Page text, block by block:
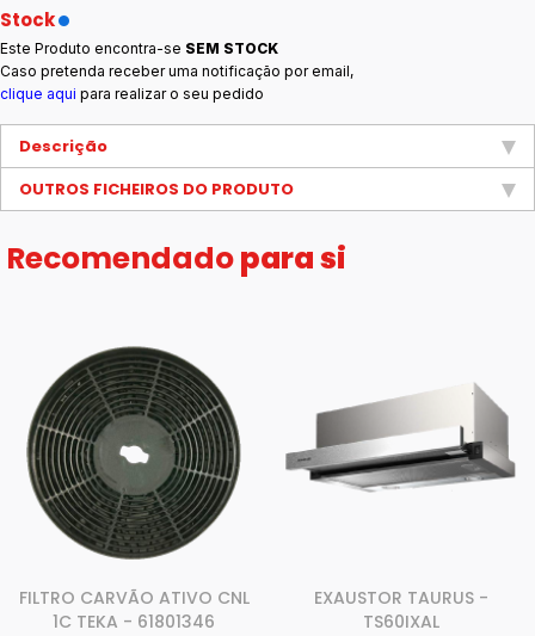
Stock
Este Produto encontra-se SEM STOCK
Caso pretenda receber uma notificação por email,
clique aqui para realizar o seu pedido
Descrição
OUTROS FICHEIROS DO PRODUTO
Recomendadopara si
FILTRO CARVÃO ATIVO CNL
1C TEKA - 61801346
EXAUSTOR TAURUS -
TS60IXAL